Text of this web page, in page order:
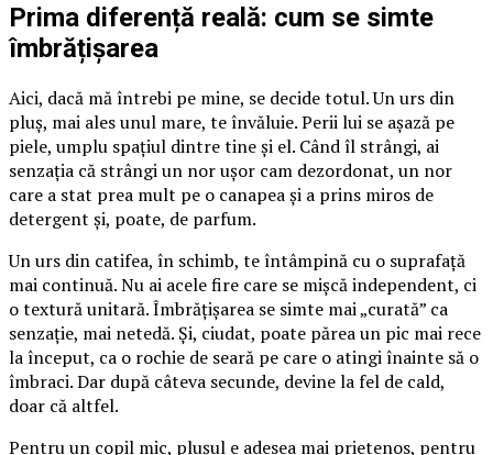
Prima diferență reală: cum se simte
îmbrățișarea
Aici, dacă mă întrebi pe mine, se decide totul. Un urs din
pluș, mai ales unul mare, te învăluie. Perii lui se așază pe
piele, umplu spațiul dintre tine și el. Când îl strângi, ai
senzația că strângi un nor ușor cam dezordonat, un nor
care a stat prea mult pe o canapea și a prins miros de
detergent și, poate, de parfum.
Un urs din catifea, în schimb, te întâmpină cu o suprafață
mai continuă. Nu ai acele fire care se mișcă independent, ci
o textură unitară. Îmbrățișarea se simte mai „curată” ca
senzație, mai netedă. Și, ciudat, poate părea un pic mai rece
la început, ca o rochie de seară pe care o atingi înainte să o
îmbraci. Dar după câteva secunde, devine la fel de cald,
doar că altfel.
Pentru un copil mic, plușul e adesea mai prietenos, pentru